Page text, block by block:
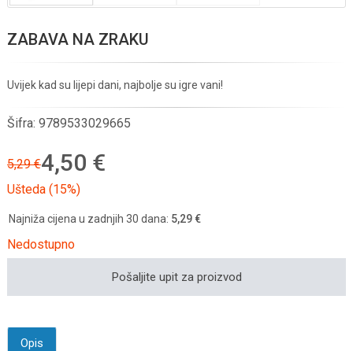
ZABAVA NA ZRAKU
Uvijek kad su lijepi dani, najbolje su igre vani!
Šifra: 9789533029665
5,29 €4,50 €
Ušteda (15%)
Najniža cijena u zadnjih 30 dana: 5,29 €
Nedostupno
Pošaljite upit za proizvod
Opis